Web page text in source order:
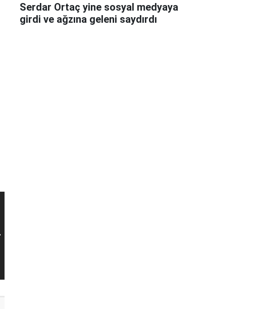
Serdar Ortaç yine sosyal medyaya
girdi ve ağzına geleni saydırdı